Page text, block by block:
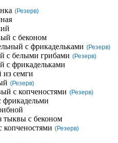
(Резерв)
с беконом
с фрикадельками (Резерв)
с белыми грибами (Резерв)
с фрикадельками
семги
(Резерв)
с копченостями (Резерв)
тыквы с беконом
копченостями (Резерв)